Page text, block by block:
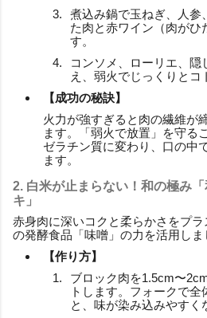
煮込み鍋で玉ねぎ、人参
た肉と赤ワイン（肉がひ
す。
コンソメ、ローリエ、隠
え、弱火でじっくりとコ
【成功の秘訣】
火力が強すぎると肉の繊維が
ます。「弱火で放置」を守る
ゼラチン質に変わり、口の中
ます。
2. 白米が止まらない！和の極み
キ」
赤身肉に深いコクと柔らかさをプ
の発酵食品「味噌」の力を活用しま
【作り方】
ブロック肉を1.5cm〜
トします。フォークで全
と、味が染み込みやすく